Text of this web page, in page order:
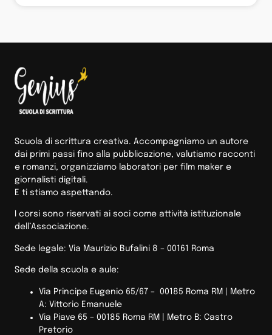
Scuola di scrittura creativa. Accompagniamo un autore
dai primi passi fino alla pubblicazione, valutiamo racconti
e romanzi, organizziamo laboratori per film maker e
giornalisti digitali.
E ti stiamo aspettando.
I corsi sono riservati ai soci come attività istituzionale
dell’Associazione.
Sede legale: Via Maurizio Bufalini 8 – 00161 Roma
Sede della scuola e aule:
Via Principe Eugenio 65/67 – 00185 Roma RM |
Metro
A: Vittorio Emanuele
Via Piave 65 – 00185 Roma RM | Metro B: Castro
Pretorio